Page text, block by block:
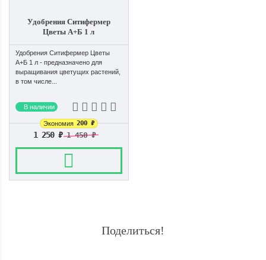
Удобрения Ситифермер
Цветы А+Б 1 л
Удобрения Ситифермер Цветы
А+Б 1 л - предназначено для
выращивания цветущих растений,
в том числе...
В наличии
Экономия 200 ₽
1 250 ₽ 1 450₽
Поделиться!